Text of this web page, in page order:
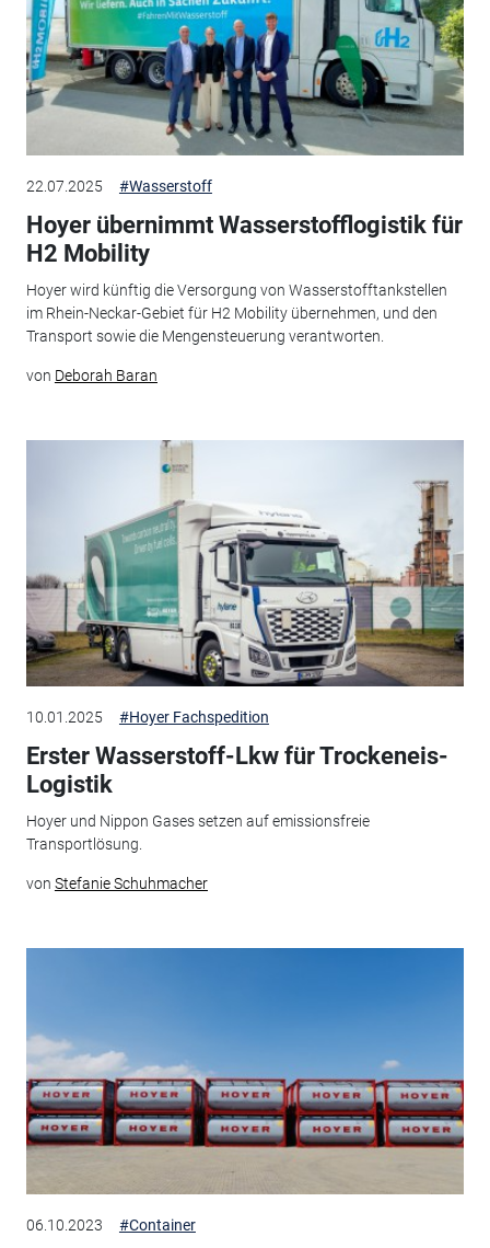
22.07.2025 #Wasserstoff
Hoyer übernimmt Wasserstofflogistik für
H2 Mobility
Hoyer wird künftig die Versorgung von Wasserstofftankstellen
im Rhein-Neckar-Gebiet für H2 Mobility übernehmen, und den
Transport sowie die Mengensteuerung verantworten.
von Deborah Baran
10.01.2025 #Hoyer Fachspedition
Erster Wasserstoff-Lkw für Trockeneis-
Logistik
Hoyer und Nippon Gases setzen auf emissionsfreie
Transportlösung.
von Stefanie Schuhmacher
06.10.2023 #Container